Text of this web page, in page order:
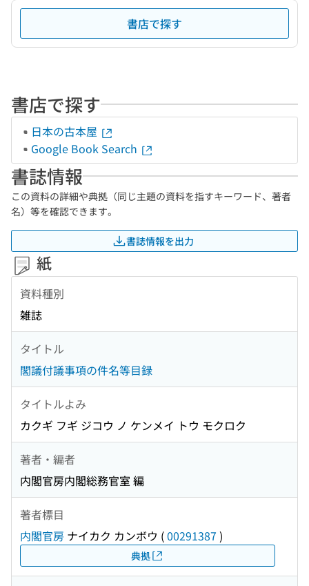
書店で探す
書店で探す
日本の古本屋
Google Book Search
書誌情報
この資料の詳細や典拠（同じ主題の資料を指すキーワード、著者
名）等を確認できます。
書誌情報を出力
紙
資料種別
雑誌
タイトル
閣議付議事項の件名等目録
タイトルよみ
カクギ フギ ジコウ ノ ケンメイ トウ モクロク
著者・編者
内閣官房内閣総務官室 編
著者標目
内閣官房 ナイカク カンボウ (00291387 )
典拠